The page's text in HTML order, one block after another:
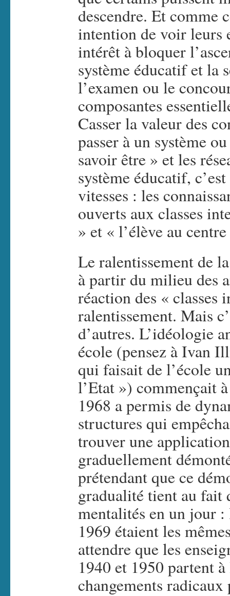
descendre. Et comme
intention de voir leurs
intérêt à bloquer
système éducatif et la
l’examen ou le
composantes
Casser la valeur des
passer à un système
savoir être » et les
système éducatif,
vitesses : les
ouverts aux classes
» et « l’élève au
Le ralentissement de
à partir du milieu des
réaction des « classes
ralentissement. Mais
d’autres. L’idéologie
école (pensez à Ivan
qui faisait de l’école
l’Etat ») commençait
1968 a permis de
structures qui
trouver une
graduellement
prétendant que ce
gradualité tient au fait
mentalités en un jour :
1969 étaient les
attendre que les
1940 et 1950 partent
changements